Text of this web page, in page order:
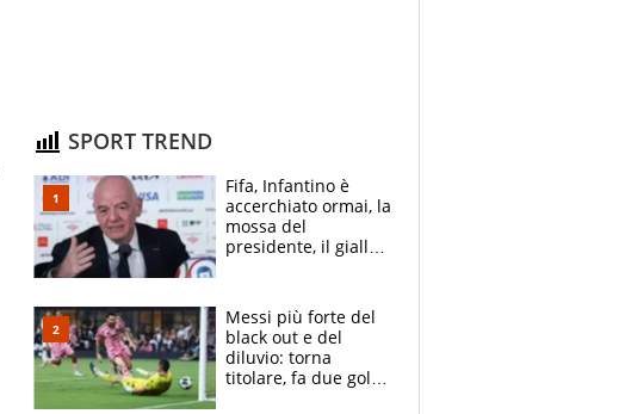
SPORT TREND
Fifa, Infantino è
accerchiato ormai, la
mossa del
presidente, il giallo
Trump
Messi più forte del
black out e del
diluvio: torna
titolare, fa due gol e